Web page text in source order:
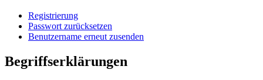
Registrierung
Passwort zurücksetzen
Benutzername erneut zusenden
Begriffserklärungen